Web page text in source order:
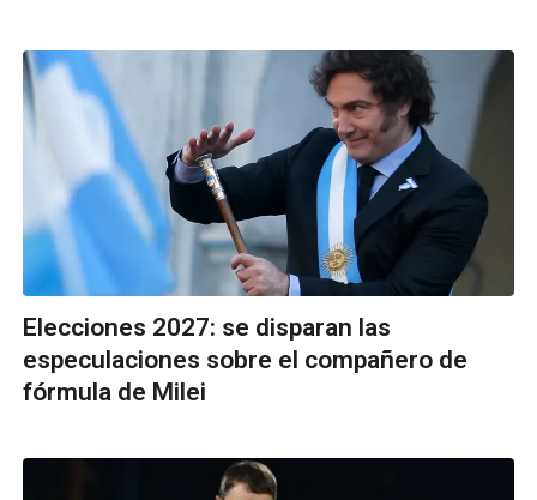
Elecciones 2027: se disparan las
especulaciones sobre el compañero de
fórmula de Milei